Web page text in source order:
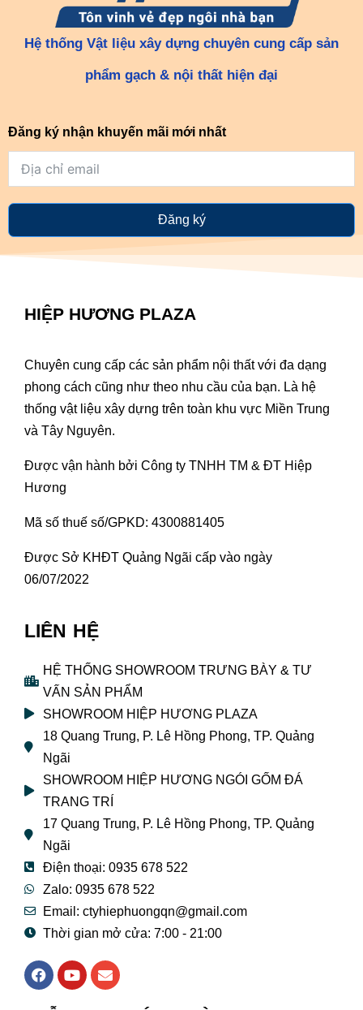
Hệ thống Vật liệu xây dựng chuyên cung cấp sản
phẩm gạch & nội thất hiện đại
Đăng ký nhận khuyến mãi mới nhất
Đăng ký
HIỆP HƯƠNG PLAZA
Chuyên cung cấp các sản phẩm nội thất với đa dạng
phong cách cũng như theo nhu cầu của bạn. Là hệ
thống vật liệu xây dựng trên toàn khu vực Miền Trung
và Tây Nguyên.
Được vận hành bởi Công ty TNHH TM & ĐT Hiệp
Hương
Mã số thuế số/GPKD: 4300881405
Được Sở KHĐT Quảng Ngãi cấp vào ngày
06/07/2022
LIÊN HỆ
HỆ THỐNG SHOWROOM TRƯNG BÀY & TƯ
VẤN SẢN PHẨM
SHOWROOM HIỆP HƯƠNG PLAZA
18 Quang Trung, P. Lê Hồng Phong, TP. Quảng
Ngãi
SHOWROOM HIỆP HƯƠNG NGÓI GỐM ĐÁ
TRANG TRÍ
17 Quang Trung, P. Lê Hồng Phong, TP. Quảng
Ngãi
Điện thoại: 0935 678 522
Zalo: 0935 678 522
Email: ctyhiephuongqn@gmail.com
Thời gian mở cửa: 7:00 - 21:00
F
a
Y
o
E
n